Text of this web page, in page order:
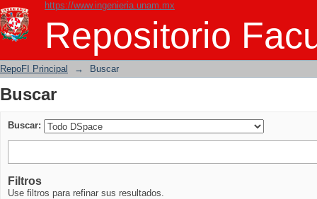
https://www.ingenieria.unam.mx
Repositorio
Buscar
RepoFI Principal → Buscar
Buscar
Buscar:
Filtros
Use filtros para refinar sus resultados.